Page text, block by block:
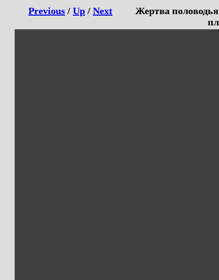
Previous /Up /Next
Жертва